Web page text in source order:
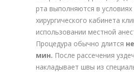
рта выполняются в условиях
хирургического кабинета
использовании местной
Процедура обычно длится
мин. После рассечения
накладывает швы из